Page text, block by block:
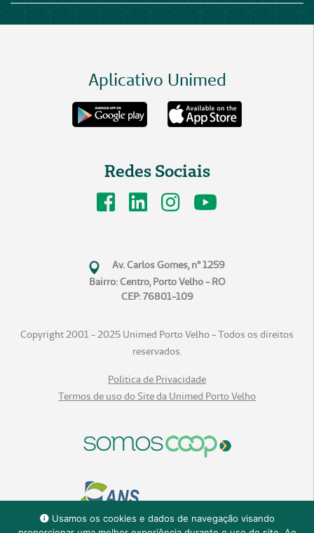
Usamos os cookies e dados de navegação visando
Aplicativo Unimed
Redes Sociais
Av. Carlos Gomes, n° 1259
Bairro: Centro, Porto Velho - RO
CEP: 76801-109
Copyright 2001 - 2025 Unimed Porto Velho - Todos os direitos
reservados.
Politica de Privacidade
Termos de uso do Site da Unimed Porto Velho